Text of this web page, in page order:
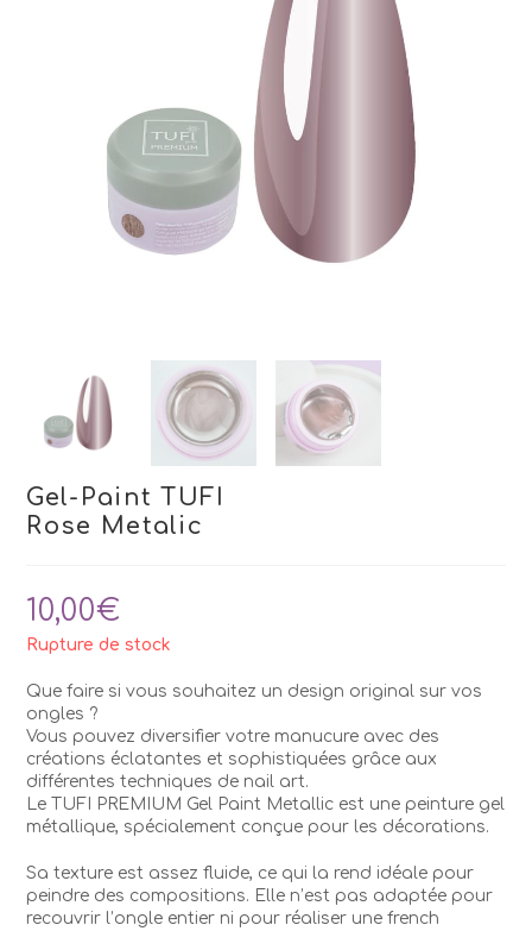
Gel-Paint TUFI
Rose Metalic
10,00€
Rupture de stock
Que faire si vous souhaitez un design original sur vos
ongles ?
Vous pouvez diversifier votre manucure avec des
créations éclatantes et sophistiquées grâce aux
différentes techniques de nail art.
Le TUFI PREMIUM Gel Paint Metallic est une peinture gel
métallique, spécialement conçue pour les décorations.
Sa texture est assez fluide, ce qui la rend idéale pour
peindre des compositions. Elle n’est pas adaptée pour
recouvrir l’ongle entier ni pour réaliser une french